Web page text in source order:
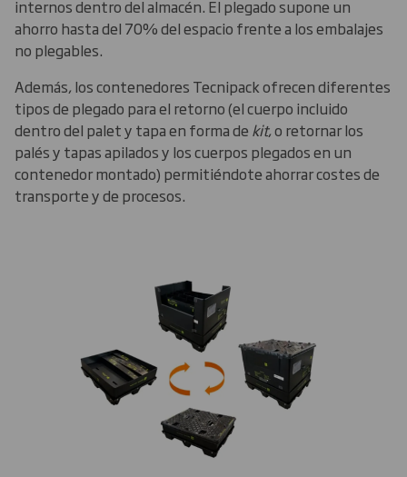
internos dentro del almacén. El plegado supone un
ahorro hasta del 70% del espacio frente a los embalajes
no plegables.
Además, los contenedores Tecnipack ofrecen diferentes
tipos de plegado para el retorno (el cuerpo incluido
dentro del palet y tapa en forma de kit, o retornar los
palés y tapas apilados y los cuerpos plegados en un
contenedor montado) permitiéndote ahorrar costes de
transporte y de procesos.